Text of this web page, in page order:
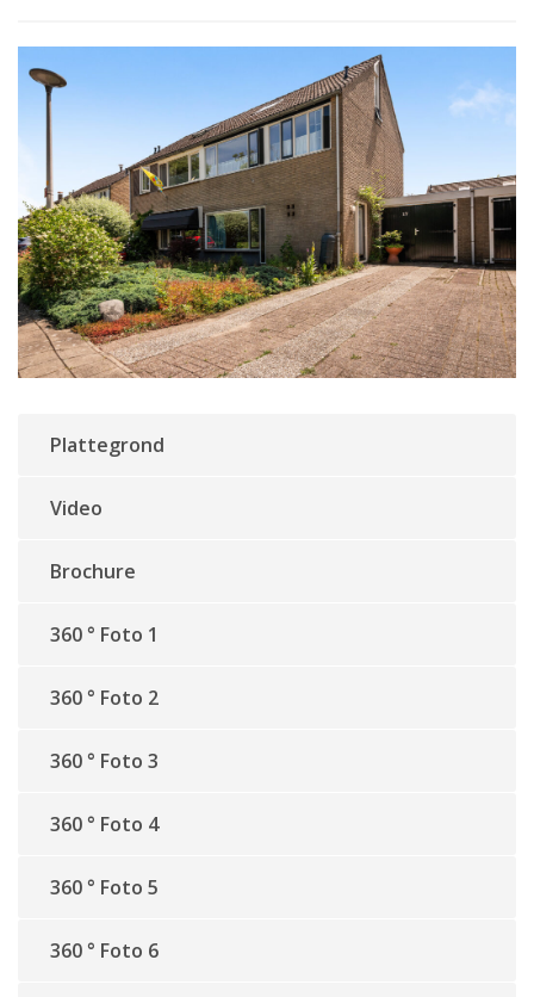
Plattegrond
Video
Brochure
360 ° Foto 1
360 ° Foto 2
360 ° Foto 3
360 ° Foto 4
360 ° Foto 5
360 ° Foto 6